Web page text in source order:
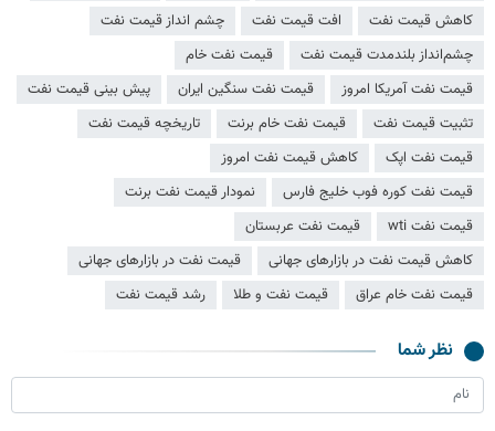
کاهش قیمت نفت
افت قیمت نفت
چشم انداز قیمت نفت
چشم‌انداز بلندمدت قیمت نفت
قیمت نفت خام
قیمت نفت آمریکا امروز
قیمت نفت سنگین ایران
پیش بینی قیمت نفت
تثبیت قیمت نفت
قیمت نفت خام برنت
تاریخچه قیمت نفت
قیمت نفت اپک
کاهش قیمت نفت امروز
قیمت نفت کوره فوب خلیج فارس
نمودار قیمت نفت برنت
قیمت نفت wti
قیمت نفت عربستان
کاهش قیمت نفت در بازارهای جهانی
قیمت نفت در بازارهای جهانی
قیمت نفت خام عراق
قیمت نفت و طلا رشد قیمت نفت
نظر شما